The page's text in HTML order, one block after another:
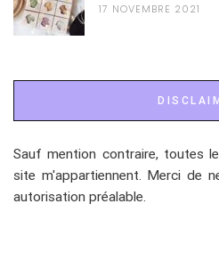
17 NOVEMBRE 2021
Sauf mention contraire, toutes
site m'appartiennent. Merci de
autorisation préalable.